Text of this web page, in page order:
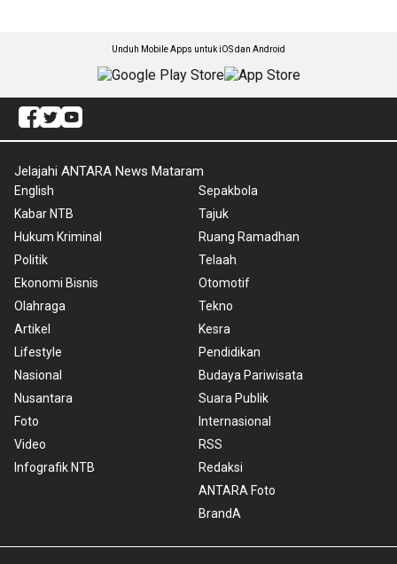
Unduh Mobile Apps untuk iOS dan Android
Jelajahi ANTARA News Mataram
English
Kabar NTB
Hukum Kriminal
Politik
Ekonomi Bisnis
Olahraga
Artikel
Lifestyle
Nasional
Nusantara
Foto
Video
Infografik NTB
Sepakbola
Tajuk
Ruang Ramadhan
Telaah
Otomotif
Tekno
Kesra
Pendidikan
Budaya Pariwisata
Suara Publik
Internasional
RSS
Redaksi
ANTARA Foto
BrandA